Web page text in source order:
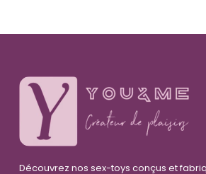
Découvrez nos sex-toys conçus et